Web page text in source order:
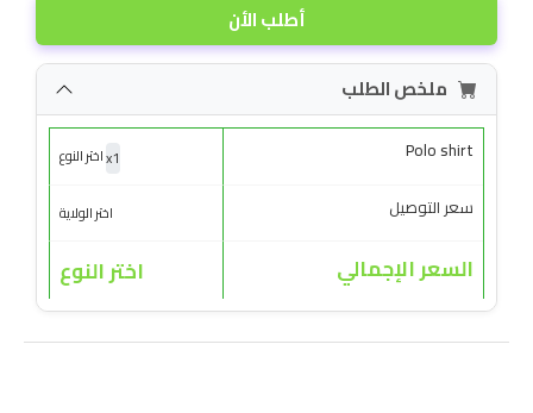
أطلب الأن
ملخص الطلب
Polo shirt
x1 اختر النوع
سعر التوصيل اختر الولاية
السعر الإجمالي اختر النوع